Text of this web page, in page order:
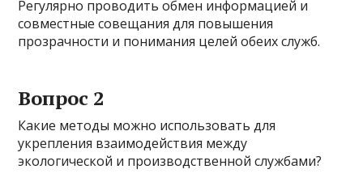
Регулярно проводить обмен информацией и
совместные совещания для повышения
прозрачности и понимания целей обеих служб.
Вопрос 2
Какие методы можно использовать для
укрепления взаимодействия между
экологической и производственной службами?